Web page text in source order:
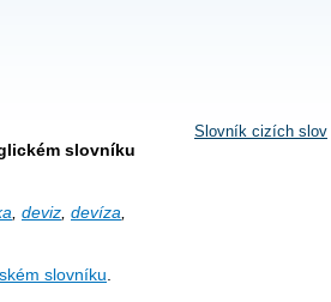
Slovník cizích slov
slovníku
deviz devíza
slovníku